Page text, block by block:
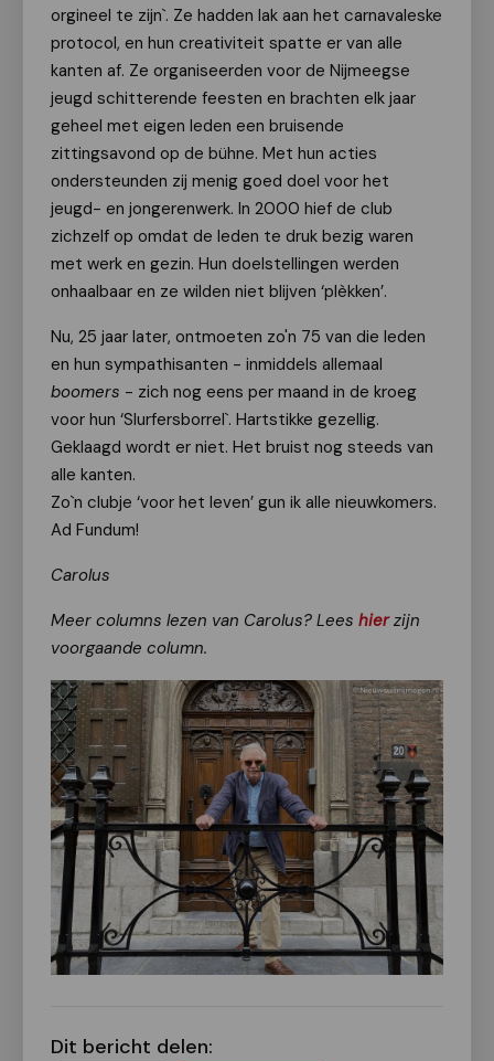
orgineel te zijn`. Ze hadden lak aan het carnavaleske
protocol, en hun creativiteit spatte er van alle
kanten af. Ze organiseerden voor de Nijmeegse
jeugd schitterende feesten en brachten elk jaar
geheel met eigen leden een bruisende
zittingsavond op de bühne. Met hun acties
ondersteunden zij menig goed doel voor het
jeugd- en jongerenwerk. In 2000 hief de club
zichzelf op omdat de leden te druk bezig waren
met werk en gezin. Hun doelstellingen werden
onhaalbaar en ze wilden niet blijven ‘plèkken’.
Nu, 25 jaar later, ontmoeten zo'n 75 van die leden
en hun sympathisanten - inmiddels allemaal
boomers - zich nog eens per maand in de kroeg
voor hun ‘Slurfersborrel`. Hartstikke gezellig.
Geklaagd wordt er niet. Het bruist nog steeds van
alle kanten.
Zo`n clubje ‘voor het leven’ gun ik alle nieuwkomers.
Ad Fundum!
Carolus
Meer columns lezen van Carolus? Lees hier zijn
voorgaande column.
Dit bericht delen: